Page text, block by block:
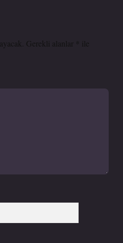
Gerekli alanlar
ile